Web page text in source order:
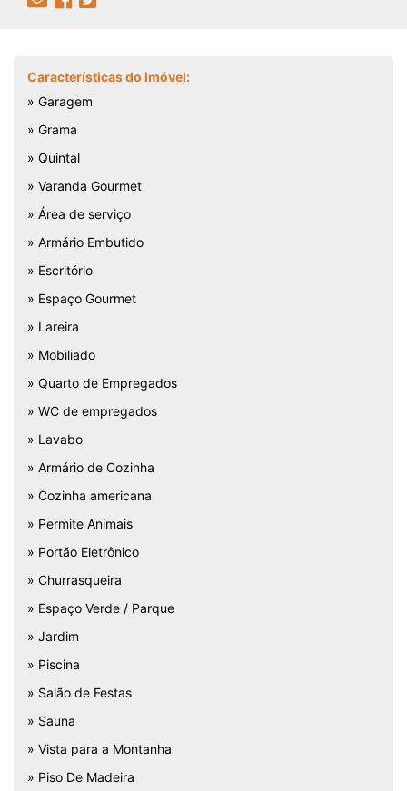
Características do imóvel:
» Garagem
» Grama
» Quintal
» Varanda Gourmet
» Área de serviço
» Armário Embutido
» Escritório
» Espaço Gourmet
» Lareira
» Mobiliado
» Quarto de Empregados
» WC de empregados
» Lavabo
» Armário de Cozinha
» Cozinha americana
» Permite Animais
» Portão Eletrônico
» Churrasqueira
» Espaço Verde / Parque
» Jardim
» Piscina
» Salão de Festas
» Sauna
» Vista para a Montanha
» Piso De Madeira